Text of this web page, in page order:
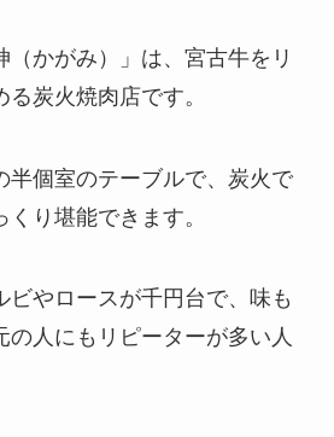
かがみ）」は、宮古牛をリ
炭火焼肉店です。
半個室のテーブルで、炭火で
り堪能できます。
ビやロースが千円台で、味も
の人にもリピーターが多い人